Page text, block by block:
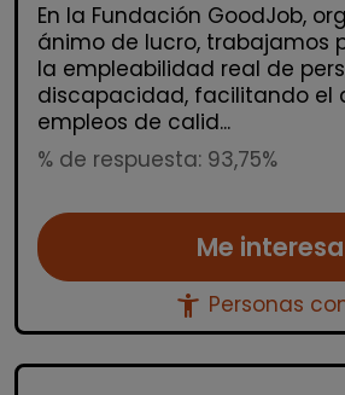
En la Fundación GoodJob,
ánimo de lucro, trabajamos
la empleabilidad real de
discapacidad, facilitando el
empleos de calid...
% de respuesta: 93,75%
Me interesa
accessibility_new Personas